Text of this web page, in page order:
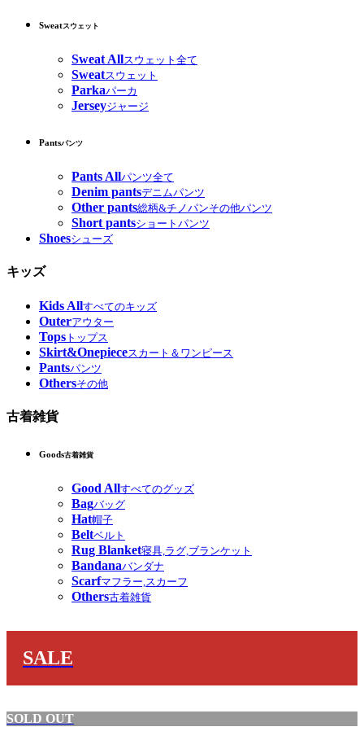
Sweatスウェット
Sweat Allスウェット全て
Sweatスウェット
Parkaパーカ
Jerseyジャージ
Pantsパンツ
Pants Allパンツ全て
Denim pantsデニムパンツ
Other pants総柄&チノパンその他パンツ
Short pantsショートパンツ
Shoesシューズ
キッズ
Kids Allすべてのキッズ
Outerアウター
Tops トップス
Skirt&Onepieceスカート＆ワンピース
Pantsパンツ
Othersその他
古着雑貨
Goods古着雑貨
Good Allすべてのグッズ
Bagバッグ
Hat帽子
Beltベルト
Rug Blanket寝具,ラグ,ブランケット
Bandanaバンダナ
Scarfマフラー,スカーフ
Others古着雑貨
SALE
SOLD OUT